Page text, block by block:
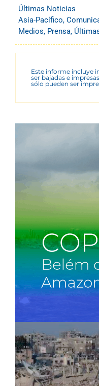
Últimas Noticias
Asia-Pacífico,
Medios, Prensa,
Este informe incluye
ser bajadas e
sólo pueden ser